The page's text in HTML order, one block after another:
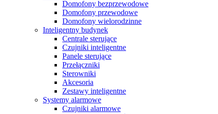
Domofony bezprzewodowe
Domofony przewodowe
Domofony wielorodzinne
Inteligentny budynek
Centrale sterujące
Czujniki inteligentne
Panele sterujące
Przełączniki
Sterowniki
Akcesoria
Zestawy inteligentne
Systemy alarmowe
Czujniki alarmowe